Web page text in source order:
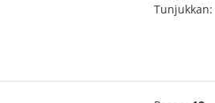
Tunjukkan: